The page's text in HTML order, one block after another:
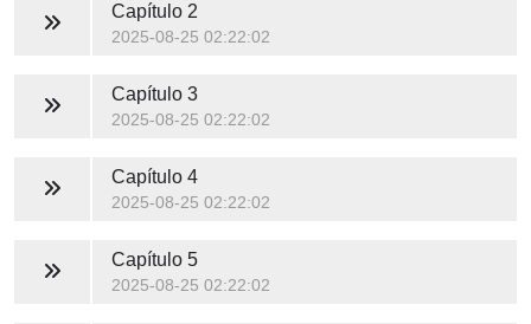
Capítulo 2
2025-08-25 02:22:02
Capítulo 3
2025-08-25 02:22:02
Capítulo 4
2025-08-25 02:22:02
Capítulo 5
2025-08-25 02:22:02